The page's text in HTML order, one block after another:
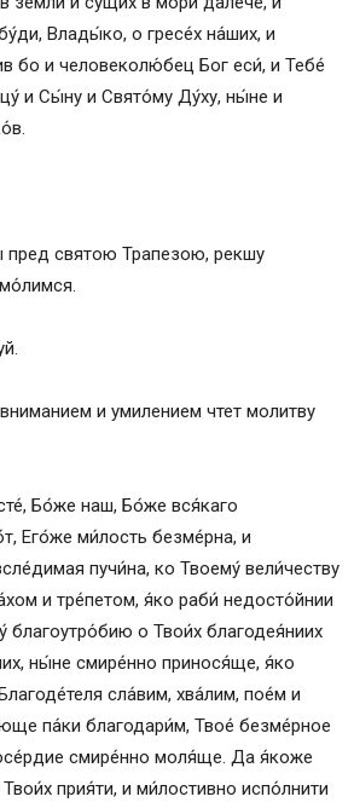
Влады́ко, о гресе́х на́ших, и
бо и человеколю́бец Бог еси́, и Тебе́
и Сы́ну и Свято́му Ду́ху, ны́не и
святою Трапезою, рекшу
и умилением чтет молитву
Бо́же наш, Бо́же вся́каго
Его́же ми́лость безме́рна, и
пучи́на, ко Твоему́ вели́честву
и тре́петом, я́ко раби́ недосто́йнии
благоутро́бию о Твои́х благодея́ниих
ны́не смире́нно принося́ще, я́ко
сла́вим, хва́лим, пое́м и
па́ки благодари́м, Твое́ безме́рное
смире́нно моля́ще. Да я́коже
прия́ти, и ми́лостивно испо́лнити